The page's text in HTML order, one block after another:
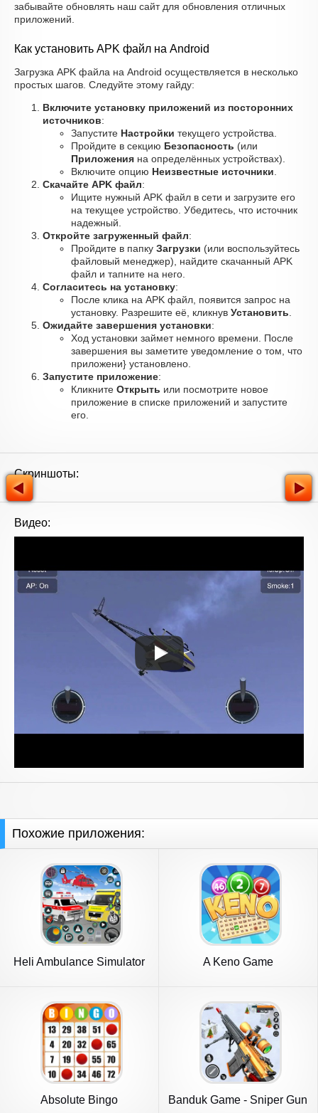
забывайте обновлять наш сайт для обновления отличных
приложений.
Как установить APK файл на Android
Загрузка APK файла на Android осуществляется в несколько
простых шагов. Следуйте этому гайду:
Включите установку приложений из посторонних
источников:
Запустите Настройки текущего устройства.
Пройдите в секцию Безопасность (или
Приложения на определённых устройствах).
Включите опцию Неизвестные источники
Скачайте APK файл:
Ищите нужный APK файл в сети и загрузите его
на текущее устройство. Убедитесь, что источник
надежный.
Откройте загруженный файл:
Пройдите в папку Загрузки (или воспользуйтесь
файловый менеджер), найдите скачанный APK
файл и тапните на него.
Согласитесь на установку:
После клика на APK файл, появится запрос на
установку. Разрешите её, кликнув Установить
Ожидайте завершения установки:
Ход установки займет немного времени. После
завершения вы заметите уведомление о том, что
приложени} установлено.
Запустите приложение:
Кликните Открыть или посмотрите новое
приложение в списке приложений и запустите
его.
Скриншоты:
Видео:
Похожие приложения:
Heli Ambulance Simulator
A Keno Game
Absolute Bingo
Banduk Game - Sniper Gun